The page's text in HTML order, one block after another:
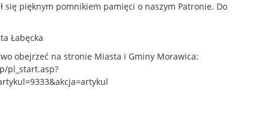
się pięknym pomnikiem pamięci o naszym Patronie. Do
Łabęcka
obejrzeć na stronie Miasta i Gminy Morawica:
pl_start.asp?